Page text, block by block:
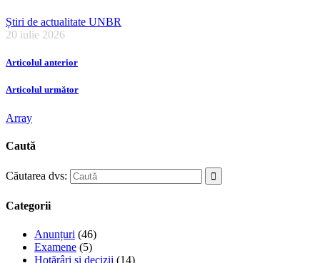
Știri de actualitate UNBR
20 iulie 2026
Articolul anterior
Articolul următor
Array
Caută
Căutarea dvs:
Categorii
Anunțuri (46)
Examene (5)
Hotărâri și decizii (14)